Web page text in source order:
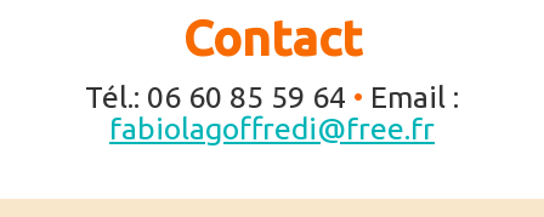
Contact
Tél.: 06 60 85 59 64 • Email :
fabiolagoffredi@free.fr